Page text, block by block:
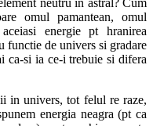
omul pamantean, omul
energie pt hranirea
functie de univers si gradare
ca-si ia ce-i trebuie si difera
in univers, tot felul re raze,
energia neagra (pt ca